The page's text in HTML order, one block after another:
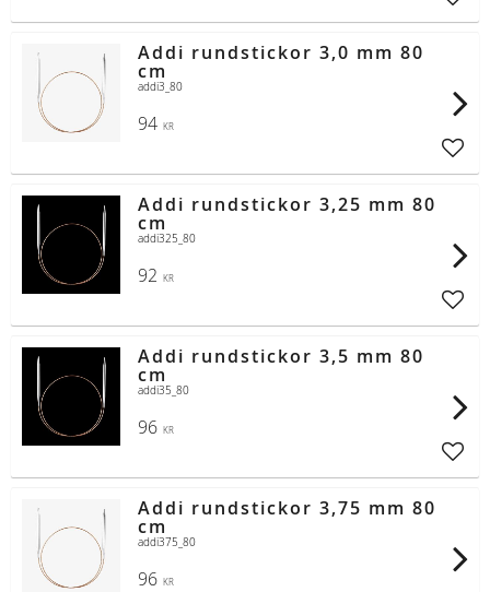
Addi rundstickor 3,0 mm 80
cm
addi3_80
94 KR
Addi rundstickor 3,25 mm 80
cm
addi325_80
92 KR
Addi rundstickor 3,5 mm 80
cm
addi35_80
96 KR
Addi rundstickor 3,75 mm 80
cm
addi375_80
96 KR